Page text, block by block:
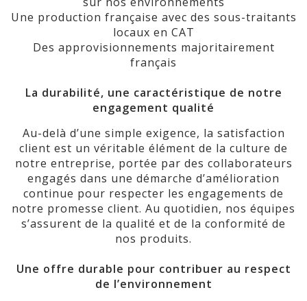
Une production française avec des sous-traitants
locaux en CAT
Des approvisionnements majoritairement
français
La durabilité, une caractéristique de notre
engagement qualité
Au-delà d’une simple exigence, la satisfaction
client est un véritable élément de la culture de
notre entreprise, portée par des collaborateurs
engagés dans une démarche d’amélioration
continue pour respecter les engagements de
notre promesse client. Au quotidien, nos équipes
s’assurent de la qualité et de la conformité de
nos produits.
Une offre durable pour contribuer au respect
de l’environnement